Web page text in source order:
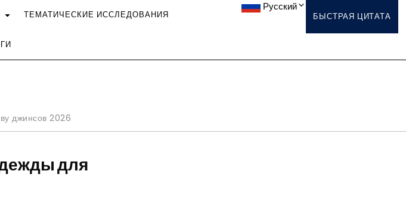
ТЕМАТИЧЕСКИЕ ИССЛЕДОВАНИЯ БЫСТРАЯ ЦИТАТА
Русский
джинсов 2026
для